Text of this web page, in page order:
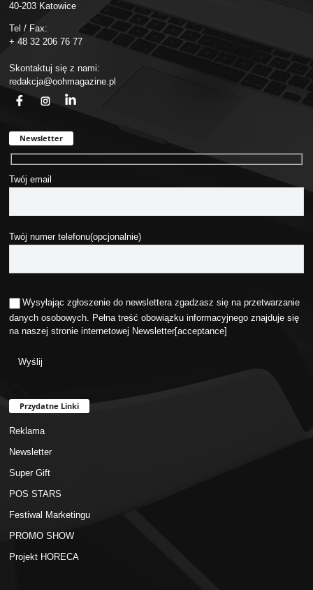
40-203 Katowice
Tel / Fax:
+ 48 32 206 76 77
Skontaktuj się z nami:
redakcja@oohmagazine.pl
Newsletter
Twój email
Twój numer telefonu(opcjonalnie)
Wysyłając zgłoszenie do newslettera zgadzasz się na przetwarzanie
danych osobowych. Pełna treść obowiązku informacyjnego znajduje się
na naszej stronie internetowej Newsletter[acceptance]
Przydatne Linki
Reklama
Newsletter
Super Gift
POS STARS
Festiwal Marketingu
PROMO SHOW
Projekt HORECA